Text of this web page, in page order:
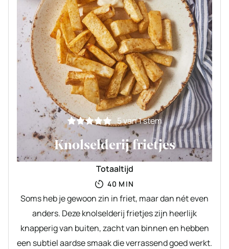
5van 1 stem
Knolselderij frietjes
Totaaltijd
40 MINUTEN
MIN
Soms heb je gewoon zin in friet, maar dan nét even
anders. Deze knolselderij frietjes zijn heerlijk
knapperig van buiten, zacht van binnen en hebben
een subtiel aardse smaak die verrassend goed werkt.